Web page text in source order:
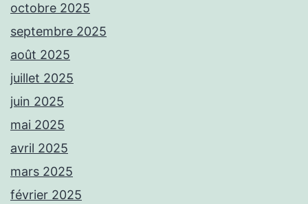
octobre 2025
septembre 2025
août 2025
juillet 2025
juin 2025
mai 2025
avril 2025
mars 2025
février 2025